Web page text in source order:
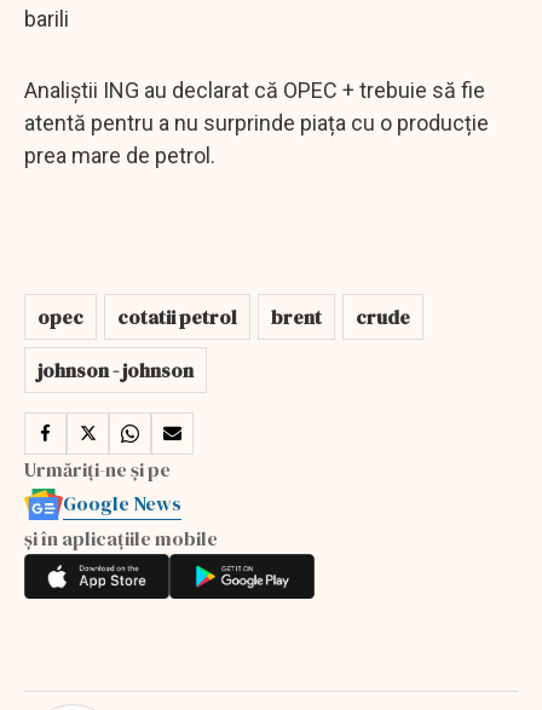
barili
Analiștii ING au declarat că OPEC + trebuie să fie
atentă pentru a nu surprinde piața cu o producție
prea mare de petrol.
opec cotatii petrol brent
crude
johnson - johnson
Urmăriți-ne și pe
Google News
și în aplicațiile mobile